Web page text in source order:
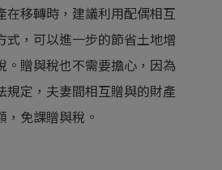
在移轉時，建議利用配偶相互
式，可以進一步的節省土地增
。贈與稅也不需要擔心，因為
規定，夫妻間相互贈與的財產
，免課贈與稅。